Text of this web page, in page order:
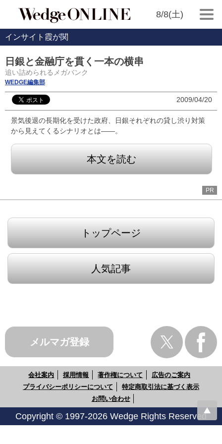
8/8(土)
インサイト霞が関
日銀と金融庁を貫く一本の横串
追い詰められるメガバンク
WEDGE編集部
2009/04/20
景気後退の長期化を受けた政府、日銀それぞれの貸し渋り対策
から見えてくるシナリオとは――。
本文を読む
PR
トップページ
人気記事
メルマガ登録
会社案内 採用情報 著作権について
広告のご案内
プライバシーポリシーについて
特定商取引法に基づく表示
お問い合わせ
Copyright © 1997-2026 Wedge Rights Reserved